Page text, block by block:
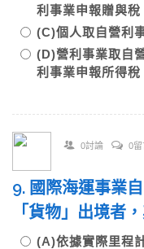
利事業申報贈與
(C)個人取自營利
(D)營利事業取自
利事業申報所得稅
0討論 0留
9. 國際海運事業
「貨物」出境者
(A)依據實際里程